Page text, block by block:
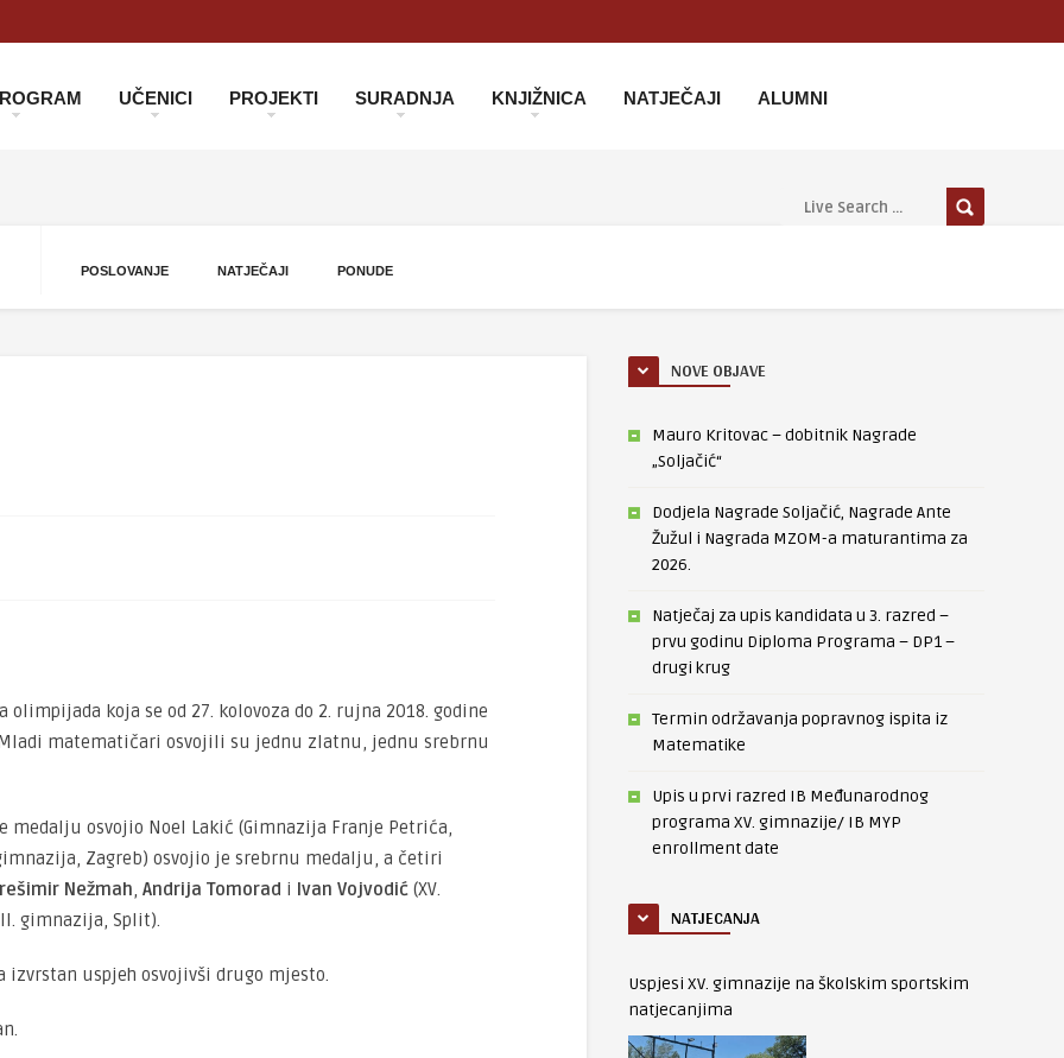
UČENICI PROJEKTI SURADNJA KNJIŽNICA NATJEČAJI ALUMNI
POSLOVANJE NATJEČAJI PONUDE
koja se od 27. kolovoza do 2. rujna 2018. godine
matematičari osvojili su jednu zlatnu, jednu srebrnu
osvojio Noel Lakić (Gimnazija Franje Petrića,
Zagreb) osvojio je srebrnu medalju, a četiri
Nežmah, Andrija Tomorad i Ivan Vojvodić(XV.
gimnazija, Split).
uspjeh osvojivši drugo mjesto.
NOVE OBJAVE
Mauro Kritovac – dobitnik Nagrade
„Soljačić“
Dodjela Nagrade Soljačić, Nagrade Ante
Žužul i Nagrada MZOM-a maturantima za
2026.
Natječaj za upis kandidata u 3. razred –
prvu godinu Diploma Programa – DP1 –
drugi krug
Termin održavanja popravnog ispita iz
Matematike
Upis u prvi razred IB Međunarodnog
programa XV. gimnazije/ IB MYP
enrollment date
NATJECANJA
Uspjesi XV. gimnazije na školskim sportskim
natjecanjima